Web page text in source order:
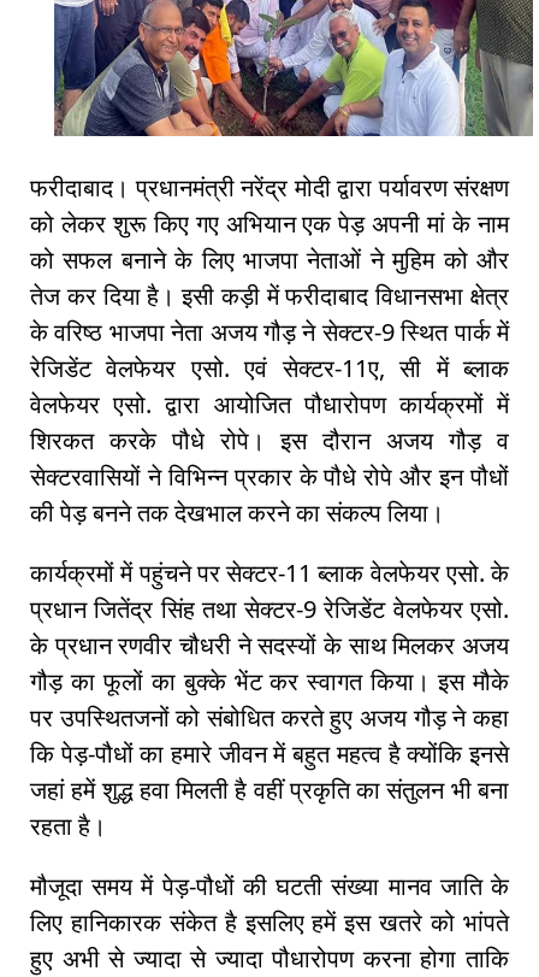
फरीदाबाद। प्रधानमंत्री नरेंद्र मोदी द्वारा पर्यावरण संरक्षण
को लेकर शुरू किए गए अभियान एक पेड़ अपनी मां के नाम
को सफल बनाने के लिए भाजपा नेताओं ने मुहिम को और
तेज कर दिया है। इसी कड़ी में फरीदाबाद विधानसभा क्षेत्र
के वरिष्ठ भाजपा नेता अजय गौड़ ने सेक्टर-9 स्थित पार्क में
रेजिडेंट वेलफेयर एसो. एवं सेक्टर-11ए, सी में ब्लाक
वेलफेयर एसो. द्वारा आयोजित पौधारोपण कार्यक्रमों में
शिरकत करके पौधे रोपे। इस दौरान अजय गौड़ व
सेक्टरवासियों ने विभिन्न प्रकार के पौधे रोपे और इन पौधों
की पेड़ बनने तक देखभाल करने का संकल्प लिया।
कार्यक्रमों में पहुंचने पर सेक्टर-11 ब्लाक वेलफेयर एसो. के
प्रधान जितेंद्र सिंह तथा सेक्टर-9 रेजिडेंट वेलफेयर एसो.
के प्रधान रणवीर चौधरी ने सदस्यों के साथ मिलकर अजय
गौड़ का फूलों का बुक्के भेंट कर स्वागत किया। इस मौके
पर उपस्थितजनों को संबोधित करते हुए अजय गौड़ ने कहा
कि पेड़-पौधों का हमारे जीवन में बहुत महत्व है क्योंकि इनसे
जहां हमें शुद्ध हवा मिलती है वहीं प्रकृति का संतुलन भी बना
रहता है।
मौजूदा समय में पेड़-पौधों की घटती संख्या मानव जाति के
लिए हानिकारक संकेत है इसलिए हमें इस खतरे को भांपते
हुए अभी से ज्यादा से ज्यादा पौधारोपण करना होगा ताकि